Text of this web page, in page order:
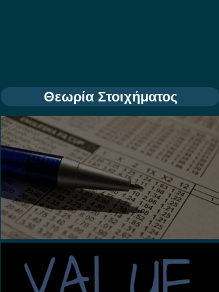
Θεωρία Στοιχήματος
Τι είναι τα Ασιατικά Χάντικαπ;